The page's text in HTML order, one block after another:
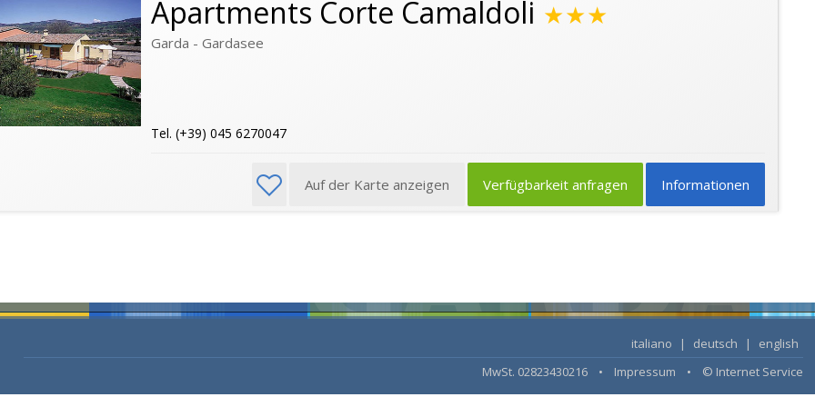
Apartments Corte Camaldoli ★★★
Garda - Gardasee
Tel. (+39) 045 6270047
Informationen
Verfügbarkeit anfragen
Auf der Karte anzeigen
italiano | deutsch |
english
MwSt. 02823430216 • Impressum • © Internet Service